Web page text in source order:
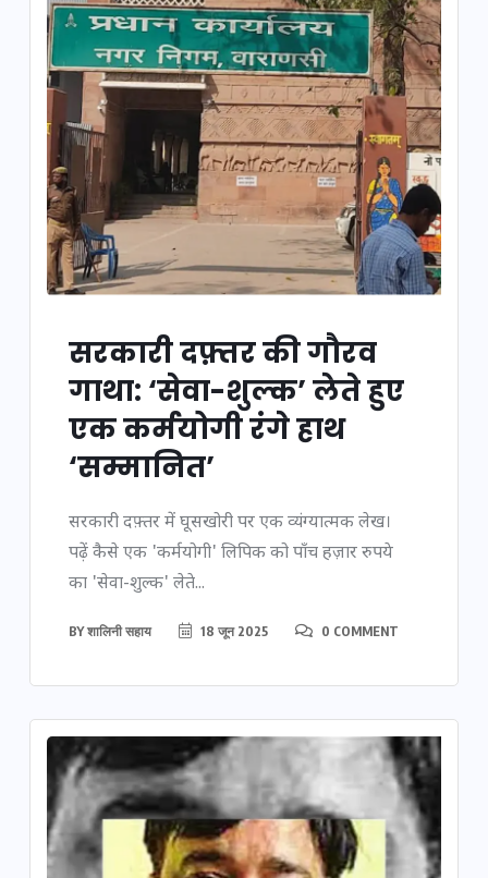
सरकारी दफ़्तर की गौरव
गाथा: ‘सेवा-शुल्क’ लेते हुए
एक कर्मयोगी रंगे हाथ
‘सम्मानित’
सरकारी दफ़्तर में घूसखोरी पर एक व्यंग्यात्मक लेख।
पढ़ें कैसे एक 'कर्मयोगी' लिपिक को पाँच हज़ार रुपये
का 'सेवा-शुल्क' लेते...
BYशालिनी सहाय 18 जून 2025 0 COMMENT